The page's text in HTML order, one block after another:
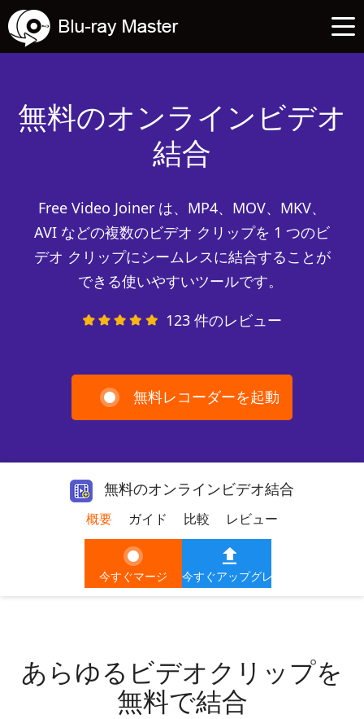
無料のオンラインビデオ
結合
Free Video Joiner は、MP4、MOV、MKV、
AVI などの複数のビデオ クリップを 1 つのビ
デオ クリップにシームレスに結合することが
できる使いやすいツールです。
123 件のレビュー
無料レコーダーを起動
無料のオンラインビデオ結合
概要 ガイド 比較 レビュー
今すぐマージ 今すぐアップグレード
あらゆるビデオクリップを
無料で結合